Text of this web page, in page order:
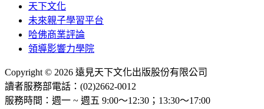
天下文化
未來親子學習平台
哈佛商業評論
領導影響力學院
Copyright © 2026 遠見天下文化出版股份有限公司
讀者服務部電話：(02)2662-0012
服務時間：週一 ~ 週五 9:00～12:30；13:30～17:00